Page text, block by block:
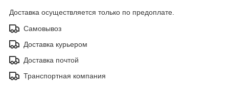
Доставка осуществляется только по предоплате.
Самовывоз
Доставка курьером
Доставка почтой
Транспортная компания